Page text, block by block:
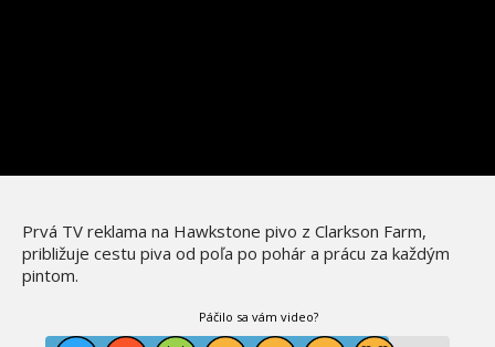
Prvá TV reklama na Hawkstone pivo z Clarkson Farm,
približuje cestu piva od poľa po pohár a prácu za každým
pintom.
Páčilo sa vám video?